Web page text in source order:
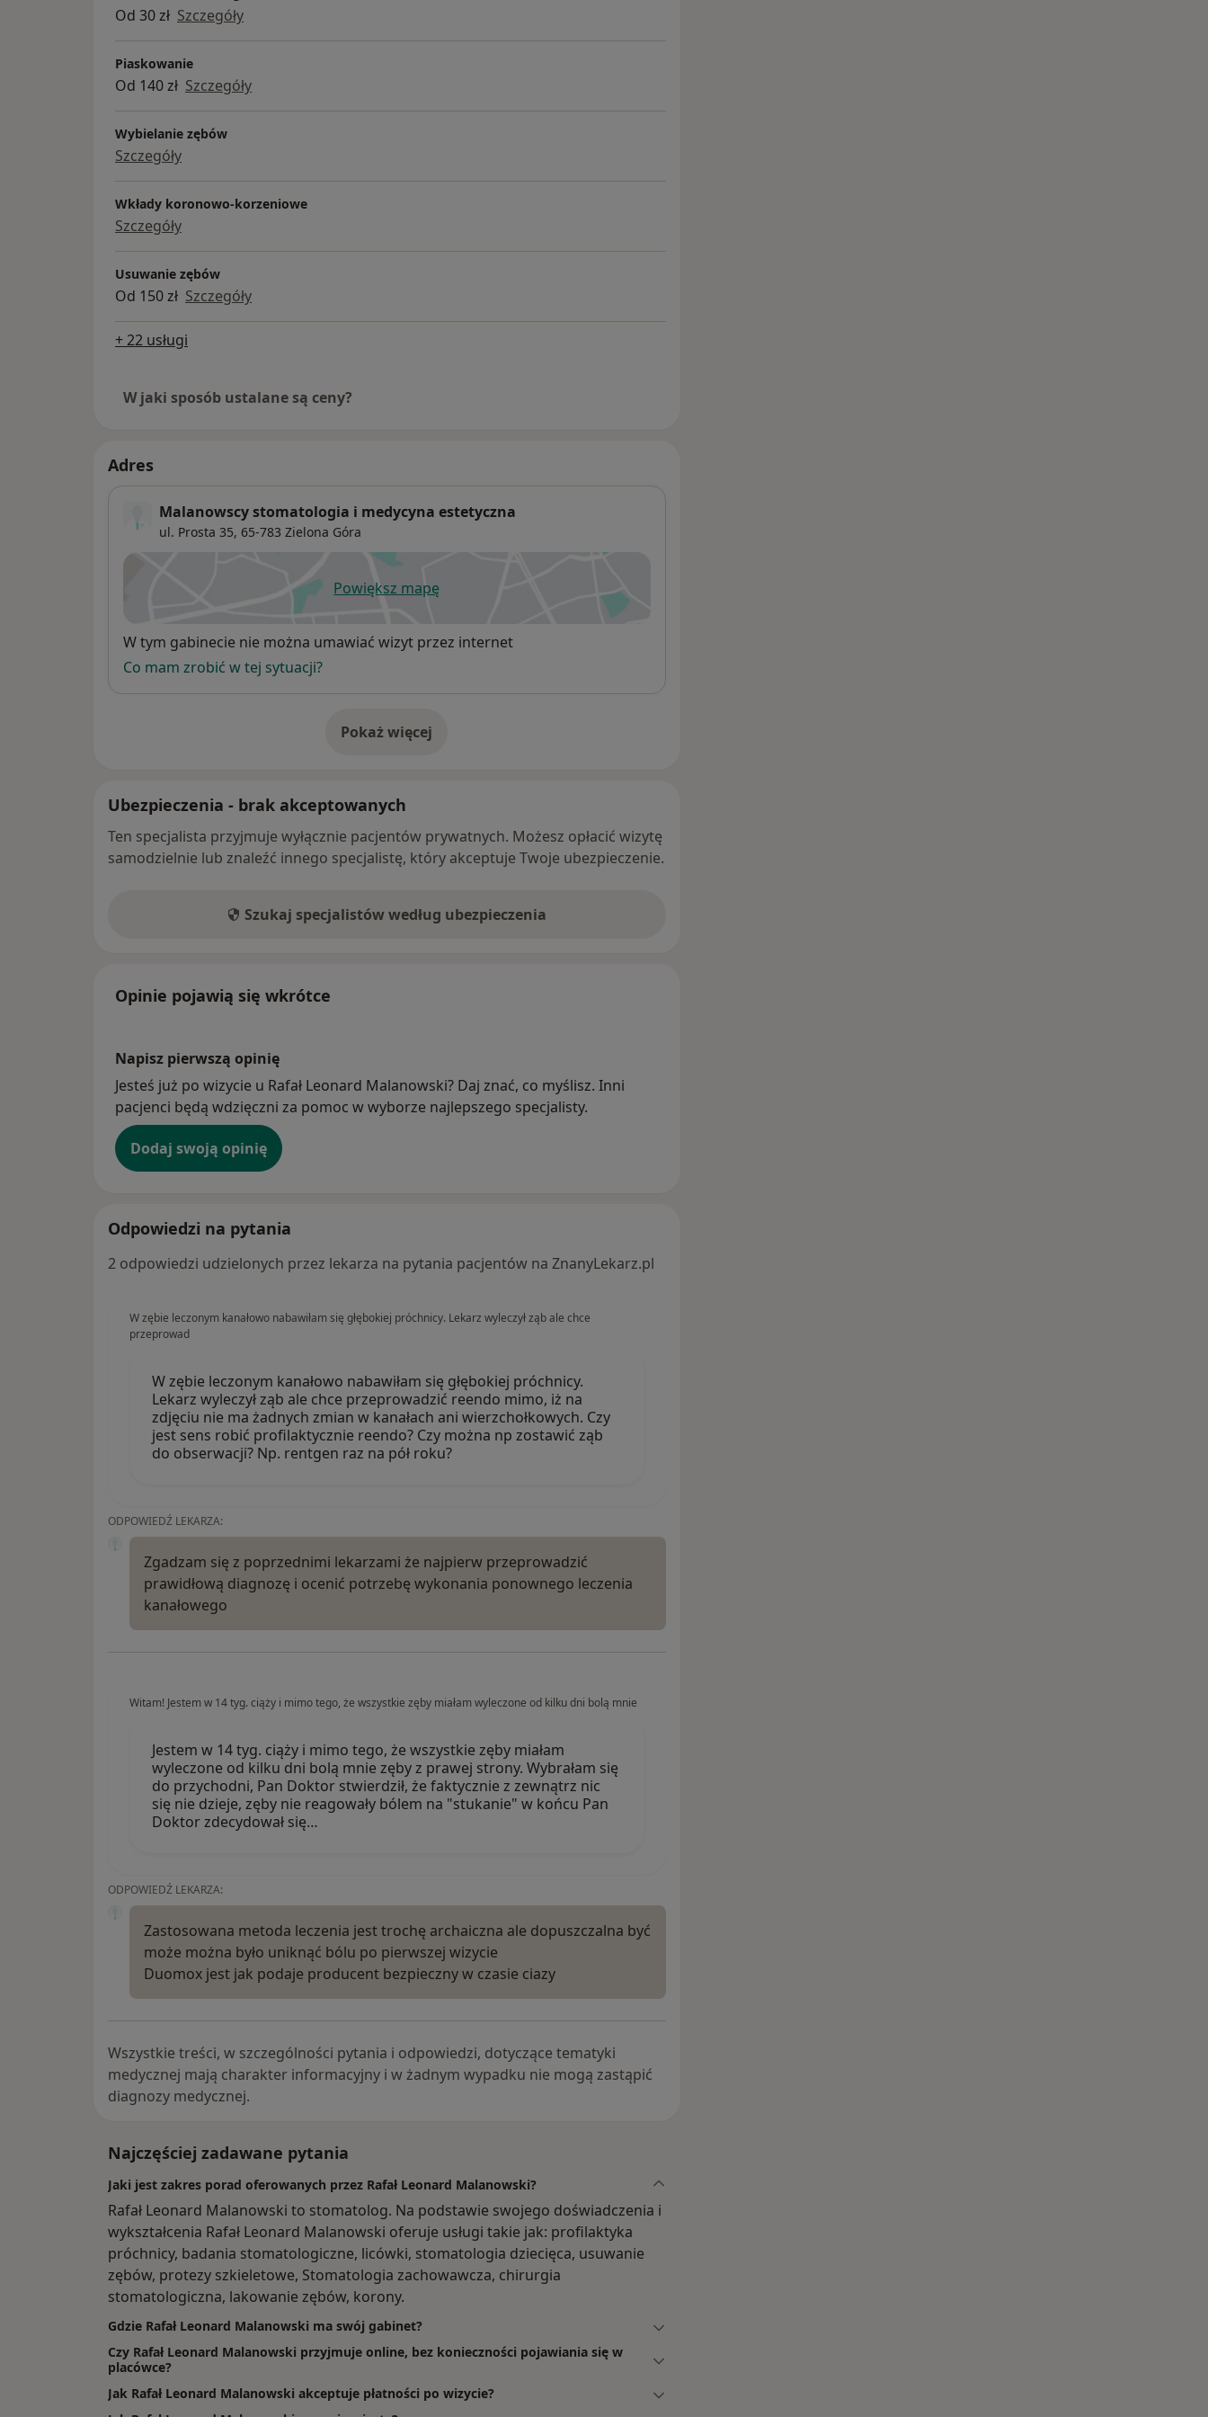
Od 30 zł Szczegóły
Piaskowanie
Od 140 zł Szczegóły
Wybielanie zębów
Szczegóły
Wkłady koronowo-korzeniowe
Szczegóły
Usuwanie zębów
Od 150 zł Szczegóły
+ 22 usługi
W jaki sposób ustalane są ceny?
Adres
Malanowscy stomatologia i medycyna estetyczna
ul. Prosta 35, 65-783 Zielona Góra
Powiększ mapęotwiera się w nowej karcie
Dostępność
W tym gabinecie nie można umawiać wizyt przez internet
Co mam zrobić w tej sytuacji?
Pokaż więcej
o adresie
Ubezpieczenia - brak akceptowanych
Ten specjalista przyjmuje wyłącznie pacjentów prywatnych. Możesz opłacić wizytę
samodzielnie lub znaleźć innego specjalistę, który akceptuje Twoje ubezpieczenie.
Szukaj specjalistów według ubezpieczenia
Opinie pojawią się wkrótce
Napisz pierwszą opinię
Jesteś już po wizycie u Rafał Leonard Malanowski? Daj znać, co myślisz. Inni
pacjenci będą wdzięczni za pomoc w wyborze najlepszego specjalisty.
Dodaj swoją opinię
Odpowiedzi na pytania
2 odpowiedzi udzielonych przez lekarza na pytania pacjentów na ZnanyLekarz.pl
W zębie leczonym kanałowo nabawiłam się głębokiej próchnicy. Lekarz wyleczył ząb ale chce
przeprowad
W zębie leczonym kanałowo nabawiłam się głębokiej próchnicy.
Lekarz wyleczył ząb ale chce przeprowadzić reendo mimo, iż na
zdjęciu nie ma żadnych zmian w kanałach ani wierzchołkowych. Czy
jest sens robić profilaktycznie reendo? Czy można np zostawić ząb
do obserwacji? Np. rentgen raz na pół roku?
ODPOWIEDŹ LEKARZA:
Zgadzam się z poprzednimi lekarzami że najpierw przeprowadzić
prawidłową diagnozę i ocenić potrzebę wykonania ponownego leczenia
kanałowego
Witam! Jestem w 14 tyg. ciąży i mimo tego, że wszystkie zęby miałam wyleczone od kilku dni bolą mnie
Jestem w 14 tyg. ciąży i mimo tego, że wszystkie zęby miałam
wyleczone od kilku dni bolą mnie zęby z prawej strony. Wybrałam się
do przychodni, Pan Doktor stwierdził, że faktycznie z zewnątrz nic
się nie dzieje, zęby nie reagowały bólem na "stukanie" w końcu Pan
Doktor zdecydował się…
ODPOWIEDŹ LEKARZA:
Zastosowana metoda leczenia jest trochę archaiczna ale dopuszczalna być
może można było uniknąć bólu po pierwszej wizycie
Duomox jest jak podaje producent bezpieczny w czasie ciazy
Wszystkie treści, w szczególności pytania i odpowiedzi, dotyczące tematyki
medycznej mają charakter informacyjny i w żadnym wypadku nie mogą zastąpić
diagnozy medycznej.
Najczęściej zadawane pytania
Jaki jest zakres porad oferowanych przez Rafał Leonard Malanowski?
Rafał Leonard Malanowski to stomatolog. Na podstawie swojego doświadczenia i
wykształcenia Rafał Leonard Malanowski oferuje usługi takie jak: profilaktyka
próchnicy, badania stomatologiczne, licówki, stomatologia dziecięca, usuwanie
zębów, protezy szkieletowe, Stomatologia zachowawcza, chirurgia
stomatologiczna, lakowanie zębów, korony.
Gdzie Rafał Leonard Malanowski ma swój gabinet?
Czy Rafał Leonard Malanowski przyjmuje online, bez konieczności pojawiania się w
placówce?
Jak Rafał Leonard Malanowski akceptuje płatności po wizycie?